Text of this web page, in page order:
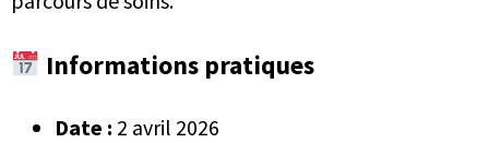
Informations pratiques
Date : 2 avril 2026